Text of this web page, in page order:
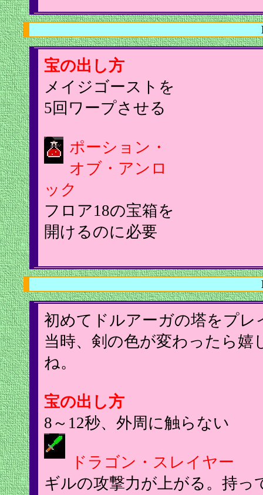
宝の出し方
メイジゴーストを
5回ワープさせる
ポーション・
オブ・アンロ
ック
フロア18の宝箱を
開けるのに必要
初めてドルアーガの塔をプレ
当時、剣の色が変わったら嬉
ね。
宝の出し方
8～12秒、外周に触らない
ドラゴン・スレイヤー
ギルの攻撃力が上がる。持っ